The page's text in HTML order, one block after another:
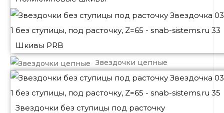
Шкивы PRB
Звездочки цепные
Звездочки без ступицы под расточку